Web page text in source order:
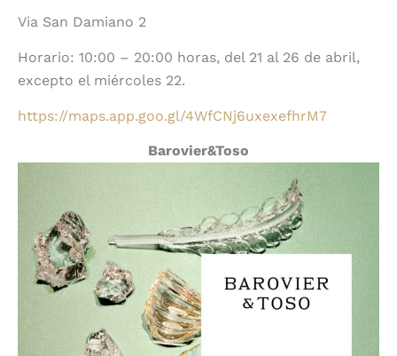
Via San Damiano 2
Horario: 10:00 – 20:00 horas, del 21 al 26 de abril,
excepto el miércoles 22.
https://maps.app.goo.gl/4WfCNj6uxexefhrM7
Barovier&Toso